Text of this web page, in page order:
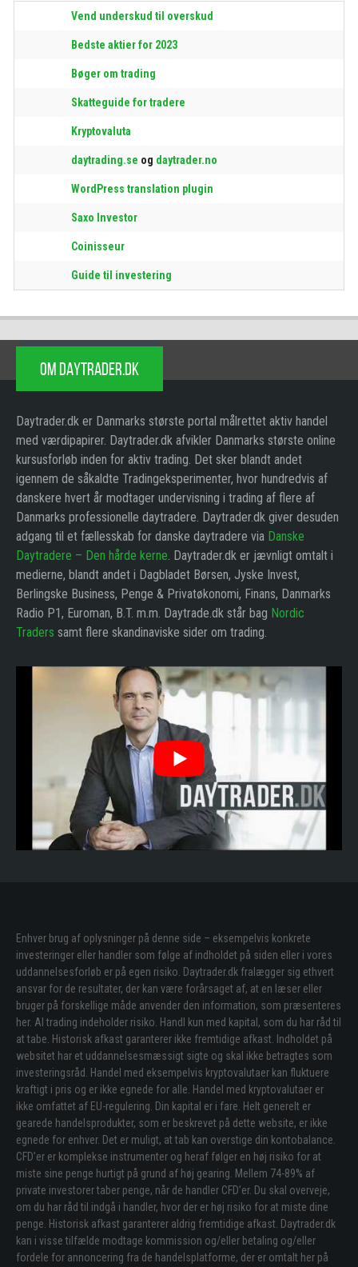
Vend underskud til overskud
Bedste aktier for 2023
Bøger om trading
Skatteguide for tradere
Kryptovaluta
daytrading.se og daytrader.no
WordPress translation plugin
Saxo Investor
Coinisseur
Guide til investering
OM DAYTRADER.DK
Daytrader.dk er Danmarks største portal målrettet aktiv handel
med værdipapirer. Daytrader.dk afvikler Danmarks største online
kursusforløb inden for aktiv trading. Det sker blandt andet
igennem de såkaldte Tradingeksperimenter, hvor hundredvis af
danskere hvert år modtager undervisning i trading af flere af
Danmarks professionelle daytradere. Daytrader.dk giver desuden
adgang til et fællesskab for danske daytradere via Danske
Daytradere – Den hårde kerne. Daytrader.dk er jævnligt omtalt i
medierne, blandt andet i Dagbladet Børsen, Jyske Invest,
Berlingske Business, Penge & Privatøkonomi, Finans, Danmarks
Radio P1, Euroman, B.T. m.m. Daytrade.dk står bag Nordic
Traders samt flere skandinaviske sider om trading.
Enhver brug af oplysninger på denne side – eksempelvis konkrete
investeringer eller handler som følge af indholdet på siden eller i vores
uddannelsesforløb er på egen risiko. Daytrader.dk fralægger sig ethvert
ansvar for de resultater, der kan være forårsaget af, at en læser eller
bruger på forskellige måde anvender den information, som præsenteres
her. Al trading indeholder risiko. Handl kun med kapital, som du har råd til
at tabe. Historisk afkast garanterer ikke fremtidige afkast. Indholdet på
websitet har et uddannelsesmæssigt sigte og skal ikke betragtes som
investeringsråd. Handel med eksempelvis kryptovalutaer kan fluktuere
kraftigt i pris og er ikke egnede for alle. Handel med kryptovalutaer er
ikke omfattet af EU-regulering. Din kapital er i fare. Helt generelt er
gearede handelsprodukter, som er beskrevet på dette website, er ikke
egnede for enhver. Det er muligt, at tab kan overstige din kontobalance.
CFD’er er komplekse instrumenter og heraf følger en høj risiko for at
miste sine penge hurtigt på grund af høj gearing. Mellem 74-89% af
private investorer taber penge, når de handler CFD’er. Du skal overveje,
om du har råd til indgå i handler, hvor der er høj risiko for at miste dine
penge. Historisk afkast garanterer aldrig fremtidige afkast. Daytrader.dk
kan i visse tilfælde modtage kommission og/eller betaling og/eller
fordele for annoncering fra de handelsplatforme, der er omtalt her på